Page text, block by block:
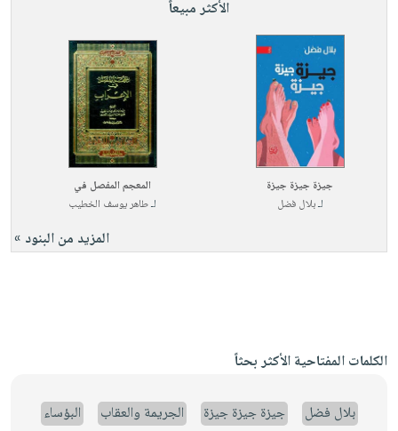
الأكثر مبيعاً
جيزة جيزة جيزة
لـبلال فضل
المعجم المفصل في
لـطاهر يوسف الخطيب
المزيد من البنود »
الكلمات المفتاحية الأكثر بحثاً
بلال فضل جيزة جيزة جيزة الجريمة والعقاب
البؤساء